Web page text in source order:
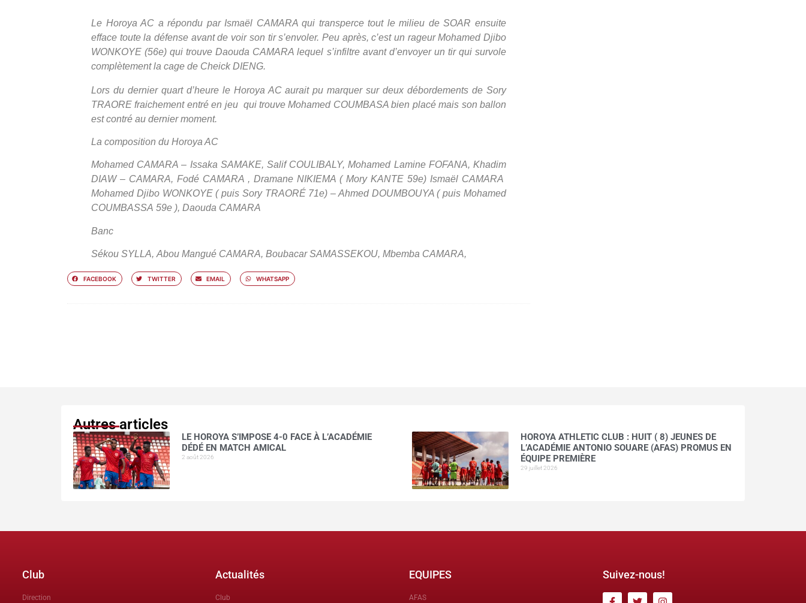
Le Horoya AC a répondu par Ismaël CAMARA qui transperce tout le milieu de SOAR ensuite
efface toute la défense avant de voir son tir s’envoler. Peu après, c’est un rageur Mohamed Djibo
WONKOYE (56e) qui trouve Daouda CAMARA lequel s’infiltre avant d’envoyer un tir qui survole
complètement la cage de Cheick DIENG.
Lors du dernier quart d’heure le Horoya AC aurait pu marquer sur deux débordements de Sory
TRAORE fraichement entré en jeu qui trouve Mohamed COUMBASA bien placé mais son ballon
est contré au dernier moment.
La composition du Horoya AC
Mohamed CAMARA – Issaka SAMAKE, Salif COULIBALY, Mohamed Lamine FOFANA, Khadim
DIAW – CAMARA, Fodé CAMARA , Dramane NIKIEMA ( Mory KANTE 59e) Ismaël CAMARA
Mohamed Djibo WONKOYE ( puis Sory TRAORÉ 71e) – Ahmed DOUMBOUYA ( puis Mohamed
COUMBASSA 59e ), Daouda CAMARA
Banc
Sékou SYLLA, Abou Mangué CAMARA, Boubacar SAMASSEKOU, Mbemba CAMARA,
FACEBOOK TWITTER EMAIL WHATSAPP
Autres articles
LE HOROYA S’IMPOSE 4-0 FACE À L’ACADÉMIE
DÉDÉ EN MATCH AMICAL
2 août 2026
HOROYA ATHLETIC CLUB : HUIT ( 8) JEUNES DE
L’ACADÉMIE ANTONIO SOUARE (AFAS) PROMUS EN
ÉQUIPE PREMIÈRE
29 juillet 2026
Club
Direction
Actualités
Club
EQUIPES
AFAS
Suivez-nous!